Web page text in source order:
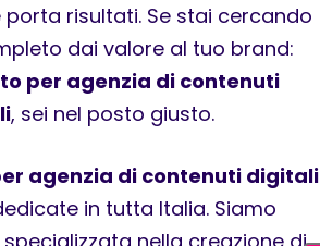
porta risultati. Se stai cercando
dai valore al tuo brand:
per agenzia di contenuti
, sei nel posto giusto.
agenzia di contenuti digitali
in tutta Italia. Siamo